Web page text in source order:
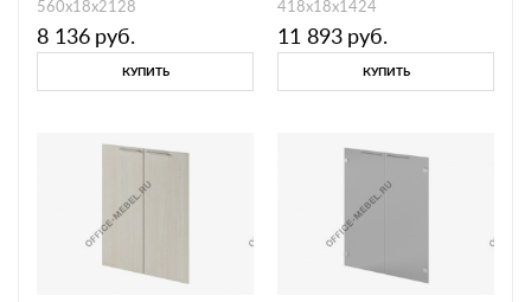
560х18х2128
8 136 руб.
КУПИТЬ
418х18х1424
11 893 руб.
КУПИТЬ